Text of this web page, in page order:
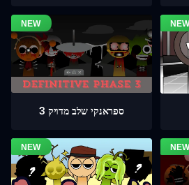
ספראנקי שלב מדויק 3